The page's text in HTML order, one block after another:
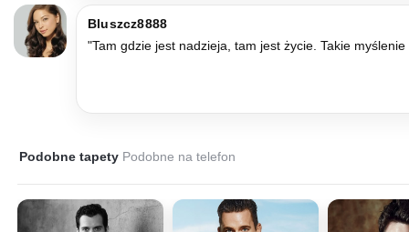
Bluszcz8888
"Tam gdzie jest nadzieja, tam jest życie. Takie
Podobne tapety Podobne na telefon